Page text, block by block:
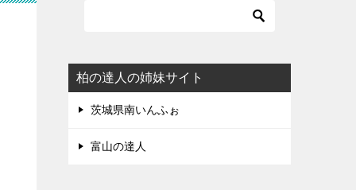
柏の達人の姉妹サイト
茨城県南いんふぉ
富山の達人